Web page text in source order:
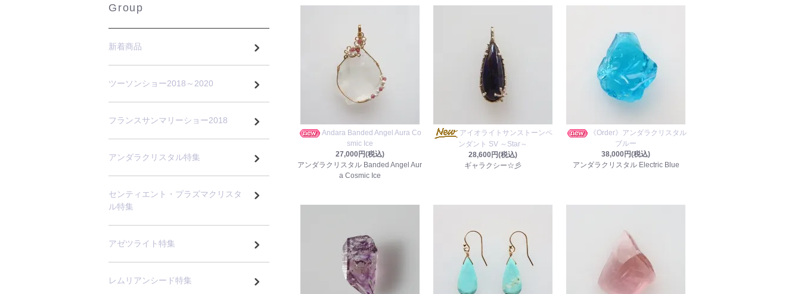
Andara Banded Angel Aura Co
smic Ice
27,000円(税込)
アンダラクリスタル Banded Angel Aur
a Cosmic Ice
アイオライトサンストーンペ
ンダント SV ～Star～
28,600円(税込)
ギャラクシー☆彡
《Order》アンダラクリスタル
ブルー
38,000円(税込)
アンダラクリスタル Electric Blue
Group
新着商品
ツーソンショー2018～2020
フランスサンマリーショー2018
アンダラクリスタル特集
センティエント・プラズマクリスタ
ル特集
アゼツライト特集
レムリアンシード特集